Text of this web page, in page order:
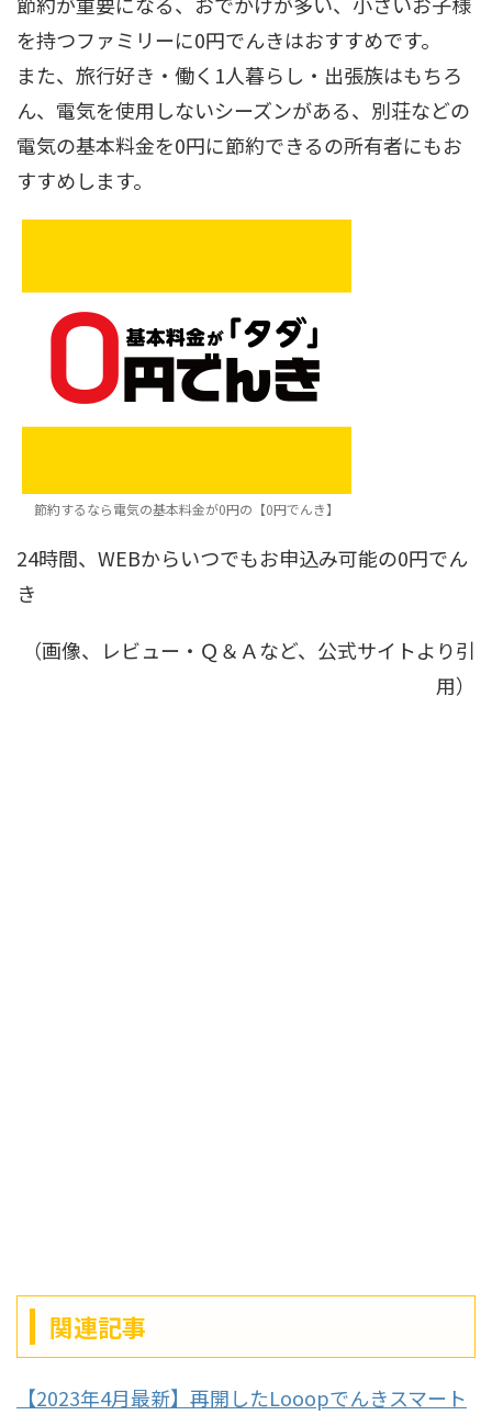
を持つファミリーに0円でんきはおすすめです。
また、旅行好き・働く1人暮らし・出張族はもちろ
ん、電気を使用しないシーズンがある、別荘などの
電気の基本料金を0円に節約できるの所有者にもお
すすめします。
節約するなら電気の基本料金が0円の【0円でんき】
24時間、WEBからいつでもお申込み可能の0円でん
き
（画像、レビュー・Ｑ＆Ａなど、公式サイトより引
用）
関連記事
【2023年4月最新】再開したLooopでんきスマート